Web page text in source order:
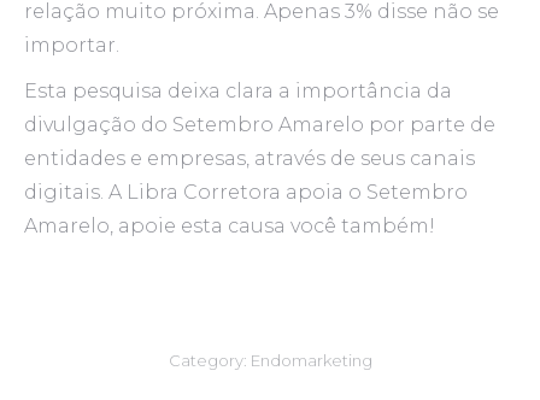
relação muito próxima. Apenas 3% disse não se
importar.
Esta pesquisa deixa clara a importância da
divulgação do Setembro Amarelo por parte de
entidades e empresas, através de seus canais
digitais. A Libra Corretora apoia o Setembro
Amarelo, apoie esta causa você também!
Category: Endomarketing